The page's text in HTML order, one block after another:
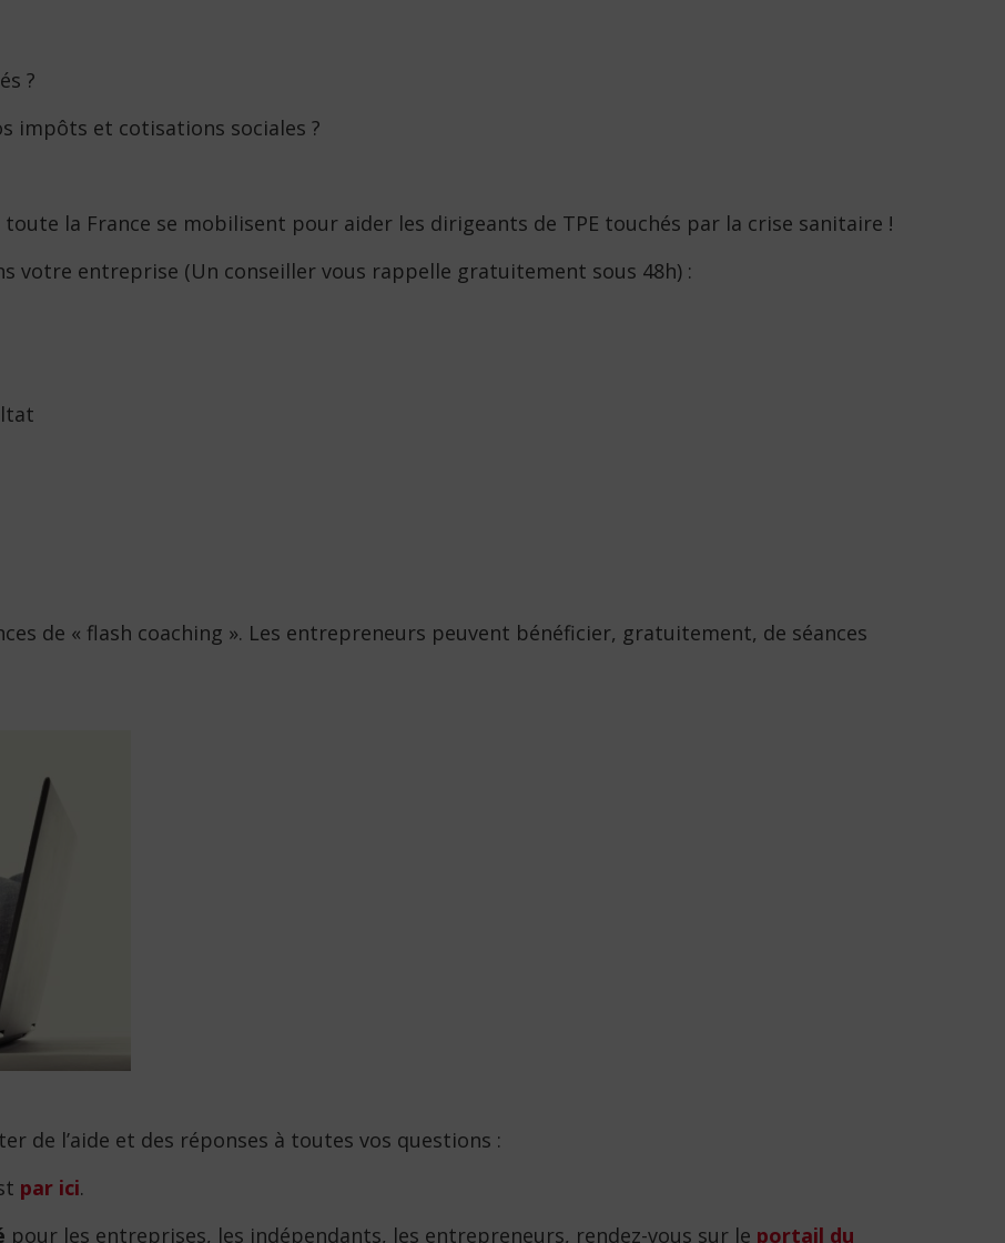
?
impôts et cotisations sociales ?
la France se mobilisent pour aider les dirigeants de TPE touchés par la crise sanitaire !
votre entreprise (Un conseiller vous rappelle gratuitement sous 48h) :
de « flash coaching ». Les entrepreneurs peuvent bénéficier, gratuitement, de séances
de l’aide et des réponses à toutes vos questions :
par ici.
pour les entreprises, les indépendants, les entrepreneurs, rendez-vous sur le portail du